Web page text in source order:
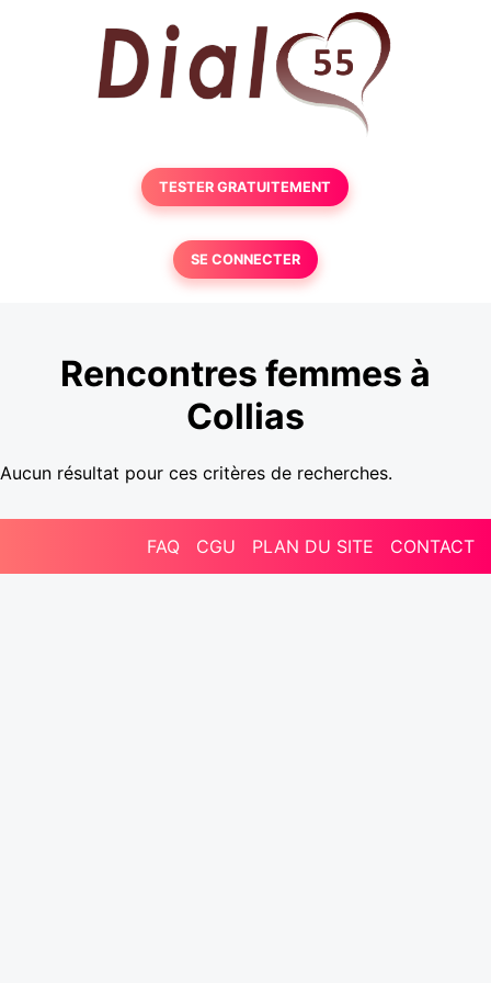
TESTER GRATUITEMENT
SE CONNECTER
Rencontres femmes à
Collias
Aucun résultat pour ces critères de recherches.
FAQ CGU PLAN DU SITE CONTACT